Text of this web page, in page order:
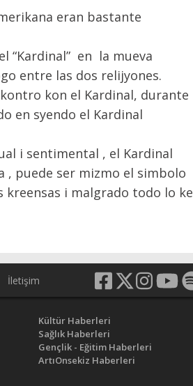
eran bastante
“Kardinal” en la mueva
entre las dos relijyones.
kon el Kardinal, durante
en syendo el Kardinal
i sentimental , el Kardinal
, puede ser mizmo el simbolo
i malgrado todo lo ke
İletişim
Kültür Haberleri
Sağlık Haberleri
Gençlik - Eğitim Haberleri
ArtıOnsekiz Haberleri